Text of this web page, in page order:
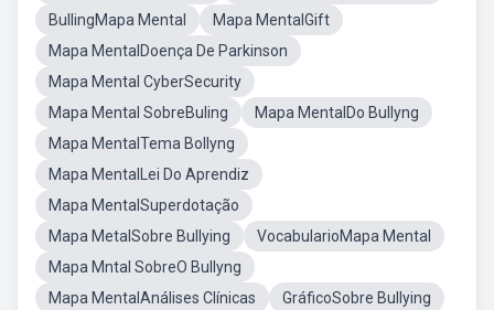
BullingMapa Mental
Mapa MentalGift
Mapa MentalDoença De Parkinson
Mapa Mental CyberSecurity
Mapa Mental SobreBuling
Mapa MentalDo Bullyng
Mapa MentalTema Bollyng
Mapa MentalLei Do Aprendiz
Mapa MentalSuperdotação
Mapa MetalSobre Bullying
VocabularioMapa Mental
Mapa Mntal SobreO Bullyng
Mapa MentalAnálises Clínicas
GráficoSobre Bullying